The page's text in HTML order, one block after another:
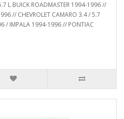
L BUICK ROADMASTER 1994-1996 //
// CHEVROLET CAMARO 3.4 / 5.7
/ IMPALA 1994-1996 // PONTIAC